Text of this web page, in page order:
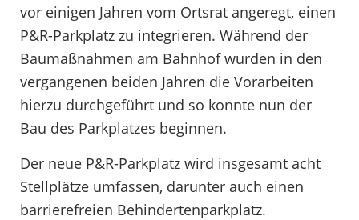
vor einigen Jahren vom Ortsrat angeregt, einen
P&R-Parkplatz zu integrieren. Während der
Baumaßnahmen am Bahnhof wurden in den
vergangenen beiden Jahren die Vorarbeiten
hierzu durchgeführt und so konnte nun der
Bau des Parkplatzes beginnen.
Der neue P&R-Parkplatz wird insgesamt acht
Stellplätze umfassen, darunter auch einen
barrierefreien Behindertenparkplatz.